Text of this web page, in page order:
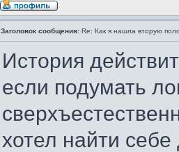
Заголовок сообщения: Re: Как я нашла вторую
История
если подумать
хотел найти